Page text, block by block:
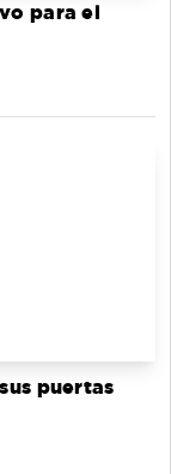
para el
puertas